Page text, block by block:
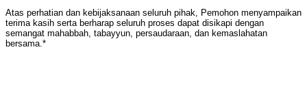
Atas perhatian dan kebijaksanaan seluruh pihak, Pemohon menyampaikan
terima kasih serta berharap seluruh proses dapat disikapi dengan
semangat mahabbah, tabayyun, persaudaraan, dan kemaslahatan
bersama.*